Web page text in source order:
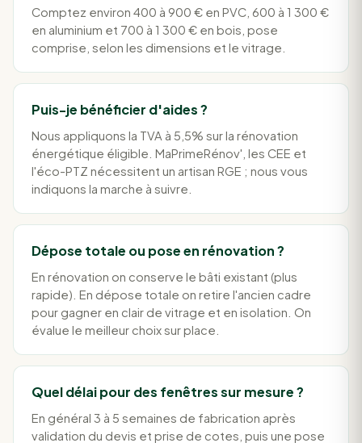
Comptez environ 400 à 900 € en PVC, 600 à 1 300 €
en aluminium et 700 à 1 300 € en bois, pose
comprise, selon les dimensions et le vitrage.
Puis-je bénéficier d'aides ?
Nous appliquons la TVA à 5,5% sur la rénovation
énergétique éligible. MaPrimeRénov', les CEE et
l'éco-PTZ nécessitent un artisan RGE ; nous vous
indiquons la marche à suivre.
Dépose totale ou pose en rénovation ?
En rénovation on conserve le bâti existant (plus
rapide). En dépose totale on retire l'ancien cadre
pour gagner en clair de vitrage et en isolation. On
évalue le meilleur choix sur place.
Quel délai pour des fenêtres sur mesure ?
En général 3 à 5 semaines de fabrication après
validation du devis et prise de cotes, puis une pose